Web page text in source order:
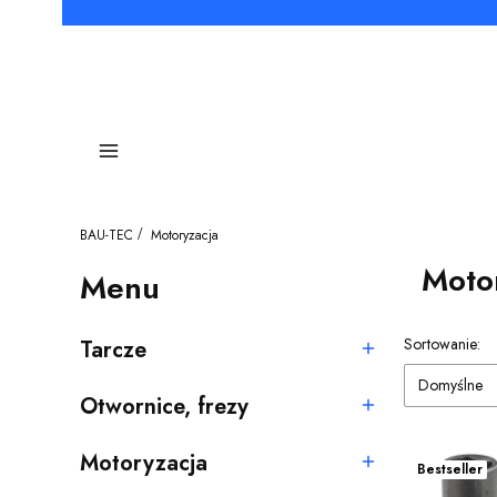
Menu
BAU-TEC Motoryzacja
Menu
Kategoria - Tarcze
Tarcze
Kategoria - Otwornice, frezy
Otwornice, frezy
Kategoria - Motoryzacja
Motoryzacja
Lista
Sortowanie:
Domyślne
Bestseller